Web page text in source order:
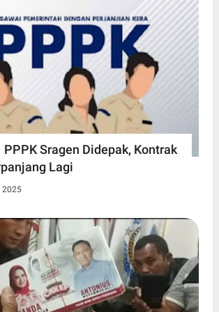
PPPK Sragen Didepak, Kontrak
Lagi
2025